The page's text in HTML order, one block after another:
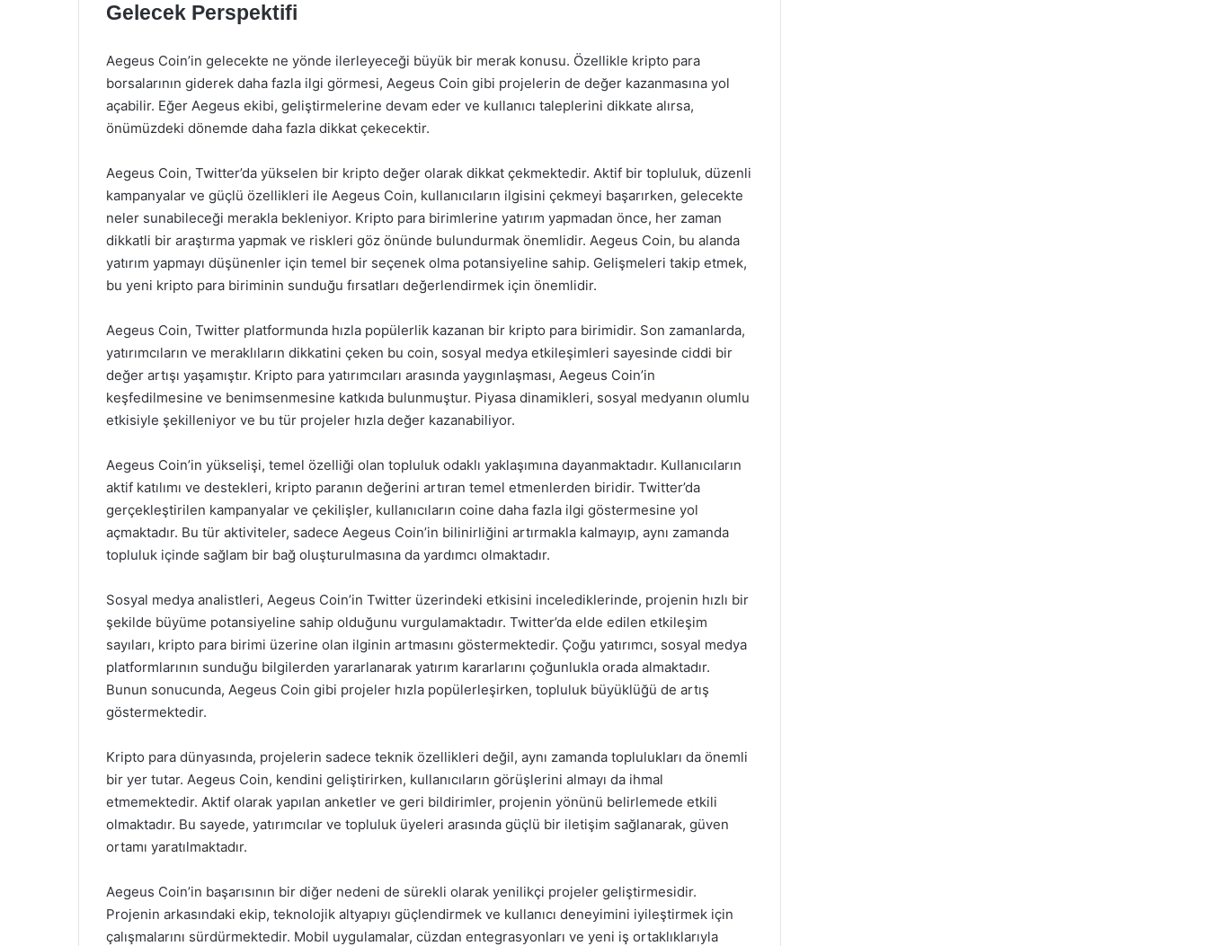
Gelecek Perspektifi
Aegeus Coin’in gelecekte ne yönde ilerleyeceği büyük bir merak konusu. Özellikle kripto para
borsalarının giderek daha fazla ilgi görmesi, Aegeus Coin gibi projelerin de değer kazanmasına yol
açabilir. Eğer Aegeus ekibi, geliştirmelerine devam eder ve kullanıcı taleplerini dikkate alırsa,
önümüzdeki dönemde daha fazla dikkat çekecektir.
Aegeus Coin, Twitter’da yükselen bir kripto değer olarak dikkat çekmektedir. Aktif bir topluluk, düzenli
kampanyalar ve güçlü özellikleri ile Aegeus Coin, kullanıcıların ilgisini çekmeyi başarırken, gelecekte
neler sunabileceği merakla bekleniyor. Kripto para birimlerine yatırım yapmadan önce, her zaman
dikkatli bir araştırma yapmak ve riskleri göz önünde bulundurmak önemlidir. Aegeus Coin, bu alanda
yatırım yapmayı düşünenler için temel bir seçenek olma potansiyeline sahip. Gelişmeleri takip etmek,
bu yeni kripto para biriminin sunduğu fırsatları değerlendirmek için önemlidir.
Aegeus Coin, Twitter platformunda hızla popülerlik kazanan bir kripto para birimidir. Son zamanlarda,
yatırımcıların ve meraklıların dikkatini çeken bu coin, sosyal medya etkileşimleri sayesinde ciddi bir
değer artışı yaşamıştır. Kripto para yatırımcıları arasında yaygınlaşması, Aegeus Coin’in
keşfedilmesine ve benimsenmesine katkıda bulunmuştur. Piyasa dinamikleri, sosyal medyanın olumlu
etkisiyle şekilleniyor ve bu tür projeler hızla değer kazanabiliyor.
Aegeus Coin’in yükselişi, temel özelliği olan topluluk odaklı yaklaşımına dayanmaktadır. Kullanıcıların
aktif katılımı ve destekleri, kripto paranın değerini artıran temel etmenlerden biridir. Twitter’da
gerçekleştirilen kampanyalar ve çekilişler, kullanıcıların coine daha fazla ilgi göstermesine yol
açmaktadır. Bu tür aktiviteler, sadece Aegeus Coin’in bilinirliğini artırmakla kalmayıp, aynı zamanda
topluluk içinde sağlam bir bağ oluşturulmasına da yardımcı olmaktadır.
Sosyal medya analistleri, Aegeus Coin’in Twitter üzerindeki etkisini incelediklerinde, projenin hızlı bir
şekilde büyüme potansiyeline sahip olduğunu vurgulamaktadır. Twitter’da elde edilen etkileşim
sayıları, kripto para birimi üzerine olan ilginin artmasını göstermektedir. Çoğu yatırımcı, sosyal medya
platformlarının sunduğu bilgilerden yararlanarak yatırım kararlarını çoğunlukla orada almaktadır.
Bunun sonucunda, Aegeus Coin gibi projeler hızla popülerleşirken, topluluk büyüklüğü de artış
göstermektedir.
Kripto para dünyasında, projelerin sadece teknik özellikleri değil, aynı zamanda toplulukları da önemli
bir yer tutar. Aegeus Coin, kendini geliştirirken, kullanıcıların görüşlerini almayı da ihmal
etmemektedir. Aktif olarak yapılan anketler ve geri bildirimler, projenin yönünü belirlemede etkili
olmaktadır. Bu sayede, yatırımcılar ve topluluk üyeleri arasında güçlü bir iletişim sağlanarak, güven
ortamı yaratılmaktadır.
Aegeus Coin’in başarısının bir diğer nedeni de sürekli olarak yenilikçi projeler geliştirmesidir.
Projenin arkasındaki ekip, teknolojik altyapıyı güçlendirmek ve kullanıcı deneyimini iyileştirmek için
çalışmalarını sürdürmektedir. Mobil uygulamalar, cüzdan entegrasyonları ve yeni iş ortaklıklarıyla